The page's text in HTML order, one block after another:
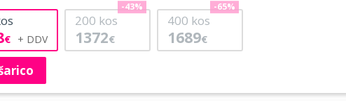
€
200 kos
1372€
-43%
400 kos
1689€
-65%